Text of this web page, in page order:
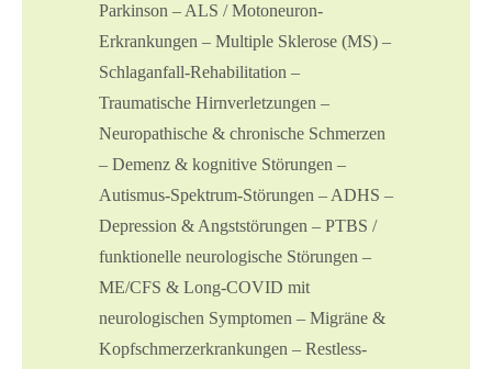
Parkinson – ALS / Motoneuron-
Erkrankungen – Multiple Sklerose (MS) –
Schlaganfall-Rehabilitation –
Traumatische Hirnverletzungen –
Neuropathische & chronische Schmerzen
– Demenz & kognitive Störungen –
Autismus-Spektrum-Störungen – ADHS –
Depression & Angststörungen – PTBS /
funktionelle neurologische Störungen –
ME/CFS & Long-COVID mit
neurologischen Symptomen – Migräne &
Kopfschmerzerkrankungen – Restless-